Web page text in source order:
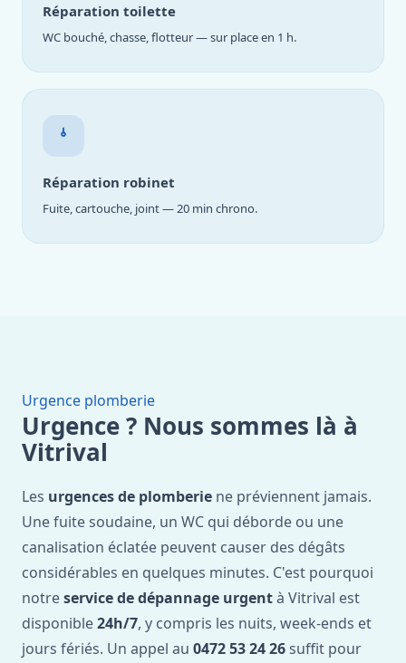
Réparation toilette
WC bouché, chasse, flotteur — sur place en 1 h.
Réparation robinet
Fuite, cartouche, joint — 20 min chrono.
Urgence plomberie
Urgence ? Nous sommes là à
Vitrival
Les urgences de plomberie ne préviennent jamais.
Une fuite soudaine, un WC qui déborde ou une
canalisation éclatée peuvent causer des dégâts
considérables en quelques minutes. C'est pourquoi
notreservice de dépannage urgentà Vitrival est
disponible24h/7, y compris les nuits, week-ends et
jours fériés. Un appel au 0472 53 24 26 suffit pour